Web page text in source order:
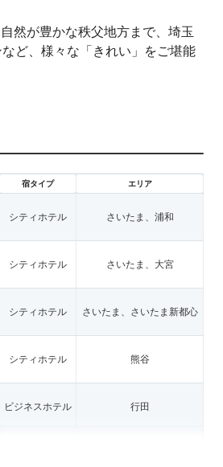
然が豊かな秩父地方まで、埼玉
ど、様々な「きれい」をご堪能
宿タイプ エリア
シティホテル さいたま、浦和
シティホテル さいたま、大宮
シティホテル さいたま、さいたま新都心
シティホテル 熊谷
ビジネスホテル 行田